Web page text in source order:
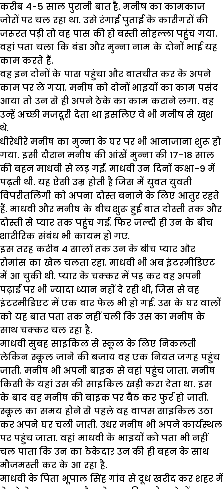
करीब 4-5 साल पुरानी बात है. मनीष का कामकाज
जोरों पर चल रहा था. उसे रंगाई पुताई के कारीगरों की
जरूरत पड़ी तो वह पास की ही बस्ती सोहल्ला पहुंच गया.
वहां पता चला कि बंडा और मुन्ना नाम के दोनों भाई यह
काम करते हैं.
वह इन दोनों के पास पहुंचा और बातचीत कर के अपने
काम पर ले गया. मनीष को दोनों भाइयों का काम पसंद
आया तो उन से ही अपने ठेके का काम कराने लगा. वह
उन्हें अच्छी मजदूरी देता था इसलिए वे भी मनीष से खुश
थे.
धीरेधीरे मनीष का मुन्ना के घर पर भी आनाजाना शुरू हो
गया. इसी दौरान मनीष की आंखें मुन्ना की 17-18 साल
की बहन माधवी से लड़ गईं. माधवी उन दिनों कक्षा-9 में
पढ़ती थी. यह ऐसी उम्र होती है जिस में युवत युवती
विपरीतलिंगी को अपना दोस्त बनाने के लिए आतुर रहते
हैं. माधवी और मनीष के बीच शुरू हुई बात दोस्ती तक और
दोस्ती से प्यार तक पहुंच गई. फिर जल्दी ही उन के बीच
शारीरिक संबंध भी कायम हो गए.
इस तरह करीब 4 सालों तक उन के बीच प्यार और
रोमांस का खेल चलता रहा. माधवी भी अब इंटरमीडिएट
में आ चुकी थी. प्यार के चक्कर में पड़ कर वह अपनी
पढ़ाई पर भी ज्यादा ध्यान नहीं दे रही थी, जिस से वह
इंटरमीडिएट में एक बार फेल भी हो गई. उस के घर वालों
को यह बात पता तक नहीं चली कि उस का मनीष के
साथ चक्कर चल रहा है.
माधवी सुबह साइकिल से स्कूल के लिए निकलती
लेकिन स्कूल जाने की बजाय वह एक नियत जगह पहुंच
जाती. मनीष भी अपनी बाइक से वहां पहुंच जाता. मनीष
किसी के यहां उस की साइकिल खड़ी करा देता था. इस
के बाद वह मनीष की बाइक पर बैठ कर फुर्र हो जाती.
स्कूल का समय होने से पहले वह वापस साइकिल उठा
कर अपने घर चली जाती. उधर मनीष भी अपने कार्यस्थल
पर पहुंच जाता. वहां माधवी के भाइयों को पता भी नहीं
चल पाता कि उन का ठेकेदार उन की ही बहन के साथ
मौजमस्ती कर के आ रहा है.
माधवी के पिता भूपाल सिंह गांव से दूध खरीद कर शहर में